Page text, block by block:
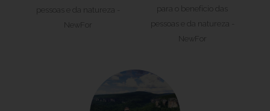
pessoas e da natureza -
NewFor
para o benefício das
pessoas e da natureza -
NewFor